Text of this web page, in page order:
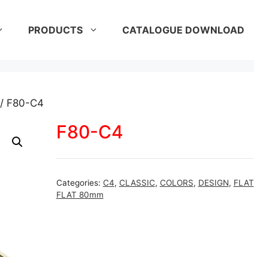
PRODUCTS CATALOGUE DOWNLOAD
/ F80-C4
F80-C4
Categories: C4, CLASSIC, COLORS, DESIGN, FLAT
FLAT 80mm